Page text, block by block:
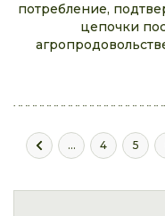
потребление,
цепочки
... 4 5